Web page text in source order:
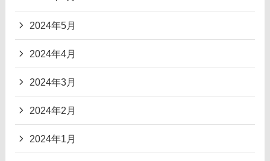
2024年5月
2024年4月
2024年3月
2024年2月
2024年1月